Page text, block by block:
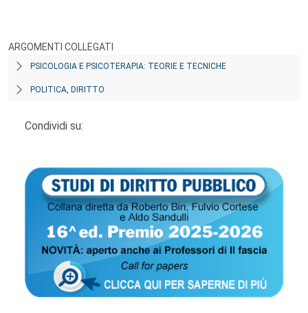
ARGOMENTI COLLEGATI
PSICOLOGIA E PSICOTERAPIA: TEORIE E TECNICHE
POLITICA, DIRITTO
Condividi su: